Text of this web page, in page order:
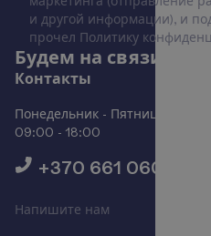
Будем на связи
Контакты
Понедельник - Пятница
09:00 - 18:00
+370 661 06005
Напишите нам
и другой информации), и
прочел Политику